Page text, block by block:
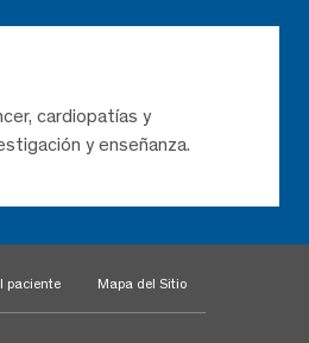
cardiopatías y
y enseñanza.
paciente Mapa del Sitio